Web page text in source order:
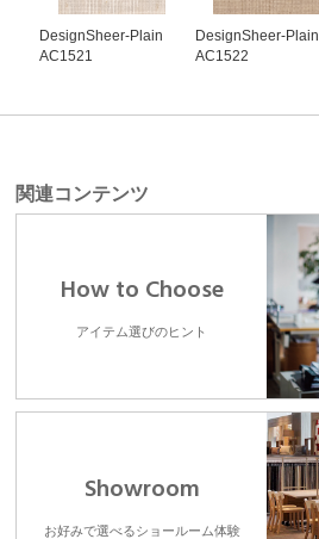
DesignSheer-Plain
AC1521
DesignSheer-Plain
AC1522
関連コンテンツ
How to Choose
アイテム選びのヒント
Showroom
お好みで選べるショールーム体験